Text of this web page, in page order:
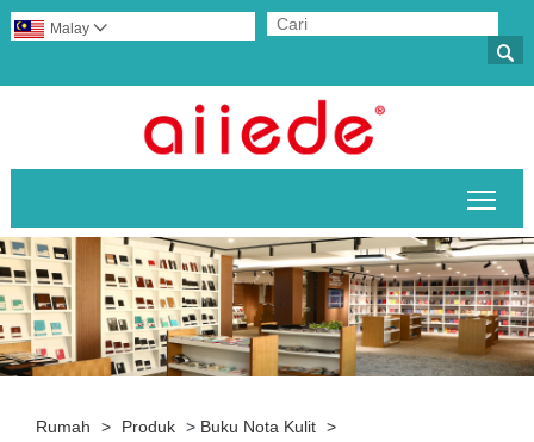

Malay 
Rumah > Produk > Buku Nota Kulit >